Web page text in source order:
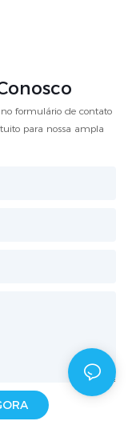
formulário de contato
para nossa ampla